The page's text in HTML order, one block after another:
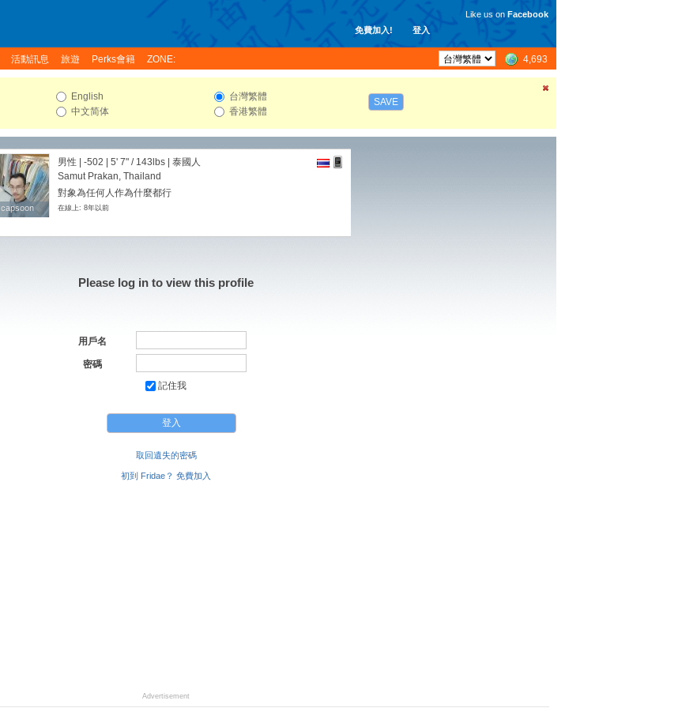
免費加入! 登入
Like us on Facebook
活動訊息 旅遊 Perks會籍 ZONE: 4,693
English
中文简体
台灣繁體
香港繁體
SAVE
capsoon
capsoon
男性 | -502 | 5' 7" / 143lbs | 泰國人
Samut Prakan, Thailand
對象為任何人作為什麼都行
在線上: 8年以前
Please log in to view this profile
用戶名
密碼
記住我
取回遺失的密碼
初到 Fridae？ 免費加入
Advertisement